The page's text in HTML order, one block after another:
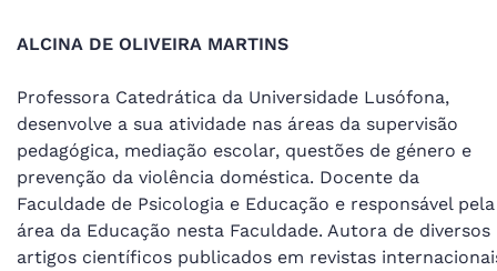
ALCINA DE OLIVEIRA MARTINS
Professora Catedrática da Universidade Lusófona,
desenvolve a sua atividade nas áreas da supervisão
pedagógica, mediação escolar, questões de género e
prevenção da violência doméstica. Docente da
Faculdade de Psicologia e Educação e responsável pela
área da Educação nesta Faculdade. Autora de diversos
artigos científicos publicados em revistas